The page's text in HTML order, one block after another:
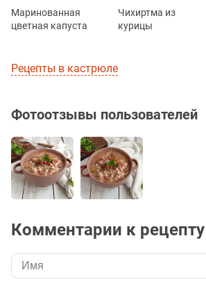
Маринованная
цветная капуста
Чихиртма из
курицы
Рецепты в кастрюле
Фотоотзывы пользователей
Комментарии к рецепту